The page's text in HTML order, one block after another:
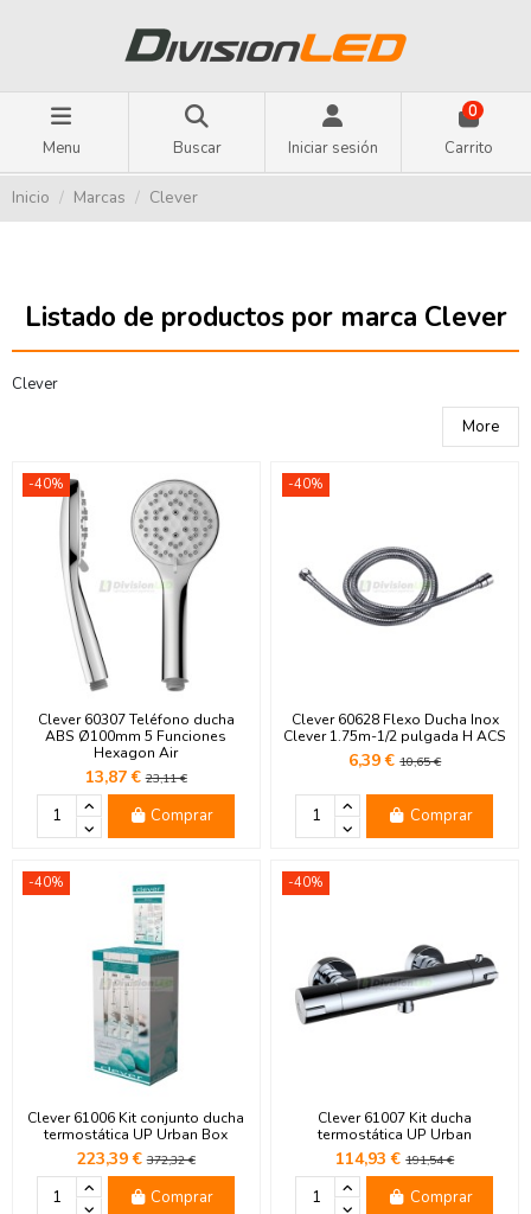
Menu Buscar Iniciar sesión
0
Carrito
Inicio Marcas Clever
Listado de productos por marca Clever
Clever
More
-40%
Clever 60307 Teléfono ducha
ABS Ø100mm 5 Funciones
Hexagon Air
13,87 €23,11 €
Comprar
-40%
Clever 60628 Flexo Ducha Inox
Clever 1.75m-1/2 pulgada H ACS
6,39 €10,65 €
Comprar
-40%
Clever 61006 Kit conjunto ducha
termostática UP Urban Box
223,39 €372,32 €
Comprar
-40%
Clever 61007 Kit ducha
termostática UP Urban
114,93 €191,54 €
Comprar